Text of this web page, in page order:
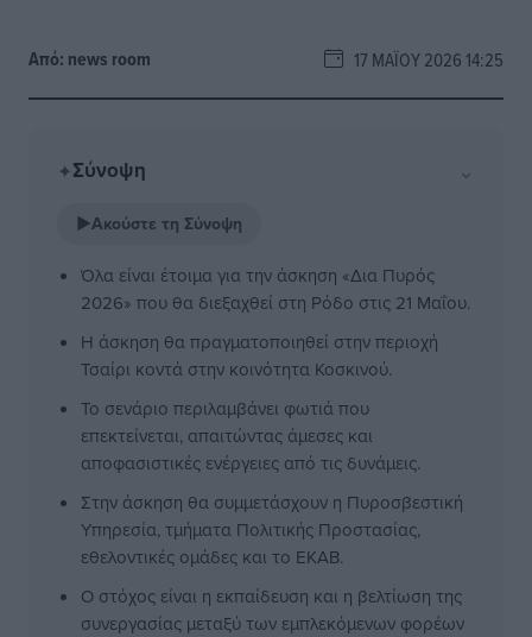
Από: news room 17 ΜΑΪ́ΟΥ 2026 14:25
✦Σύνοψη ⌄
▶Ακούστε τη Σύνοψη
Όλα είναι έτοιμα για την άσκηση «Δια Πυρός
2026» που θα διεξαχθεί στη Ρόδο στις 21 Μαΐου.
Η άσκηση θα πραγματοποιηθεί στην περιοχή
Τσαίρι κοντά στην κοινότητα Κοσκινού.
Το σενάριο περιλαμβάνει φωτιά που
επεκτείνεται, απαιτώντας άμεσες και
αποφασιστικές ενέργειες από τις δυνάμεις.
Στην άσκηση θα συμμετάσχουν η Πυροσβεστική
Υπηρεσία, τμήματα Πολιτικής Προστασίας,
εθελοντικές ομάδες και το ΕΚΑΒ.
Ο στόχος είναι η εκπαίδευση και η βελτίωση της
συνεργασίας μεταξύ των εμπλεκόμενων φορέων